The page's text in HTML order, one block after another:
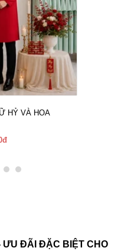
HỶ VÀ HOA
ƯU ĐÃI ĐẶC BIỆT CHO